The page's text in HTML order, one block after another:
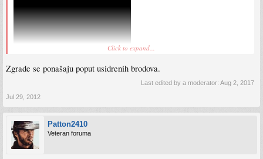
Click to expand...
Zgrade se ponašaju poput usidrenih brodova.
Last edited by a moderator: Aug 2, 2017
Jul 29, 2012
Patton2410
Veteran foruma